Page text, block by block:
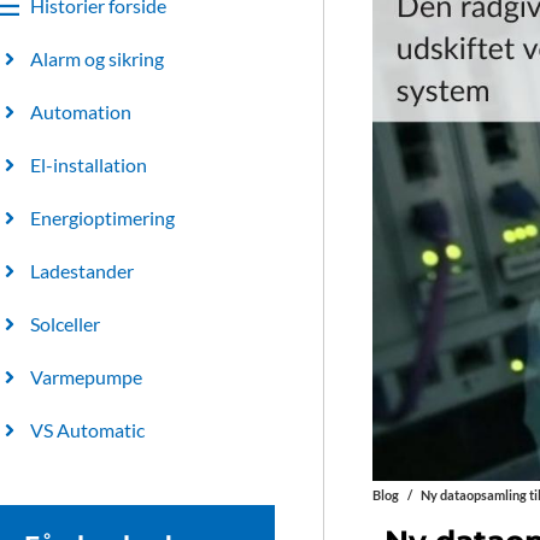
Historier forside
Alarm og sikring
Automation
El-installation
Energioptimering
Ladestander
Solceller
Varmepumpe
VS Automatic
Blog / Ny dataopsamling